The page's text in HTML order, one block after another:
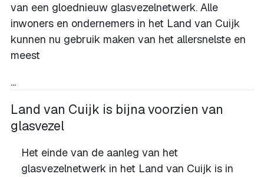
van een gloednieuw glasvezelnetwerk. Alle
inwoners en ondernemers in het Land van Cuijk
kunnen nu gebruik maken van het allersnelste en
meest
...
Land van Cuijk is bijna voorzien van
glasvezel
Het einde van de aanleg van het
glasvezelnetwerk in het Land van Cuijk is in